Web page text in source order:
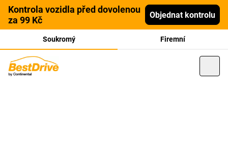
Kontrola vozidla před dovolenou
za 99 Kč
Objednat kontrolu
Soukromý Firemní